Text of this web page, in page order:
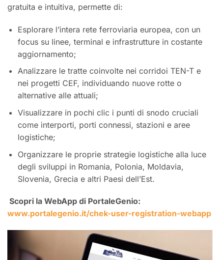
gratuita e intuitiva, permette di:
Esplorare l’intera rete ferroviaria europea, con un
focus su linee, terminal e infrastrutture in costante
aggiornamento;
Analizzare le tratte coinvolte nei corridoi TEN-T e
nei progetti CEF, individuando nuove rotte o
alternative alle attuali;
Visualizzare in pochi clic i punti di snodo cruciali
come interporti, porti connessi, stazioni e aree
logistiche;
Organizzare le proprie strategie logistiche alla luce
degli sviluppi in Romania, Polonia, Moldavia,
Slovenia, Grecia e altri Paesi dell’Est.
Scopri la WebApp di PortaleGenio:
www.portalegenio.it/chek-user-registration-webapp